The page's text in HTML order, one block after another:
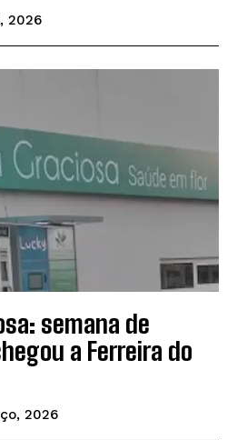
2026
semana de
a Ferreira do
2026